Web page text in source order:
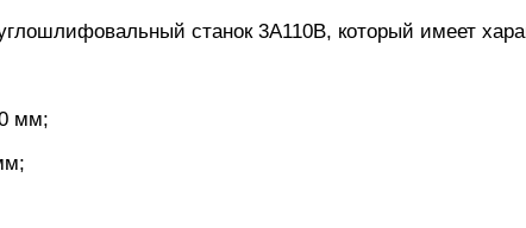
станок 3А110В, который имеет
мм;